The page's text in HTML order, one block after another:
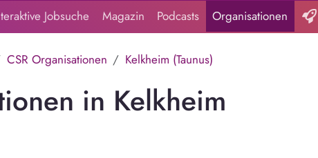
Jobsuche Magazin Podcasts Organisationen
CSR Organisationen Kelkheim (Taunus)
in Kelkheim